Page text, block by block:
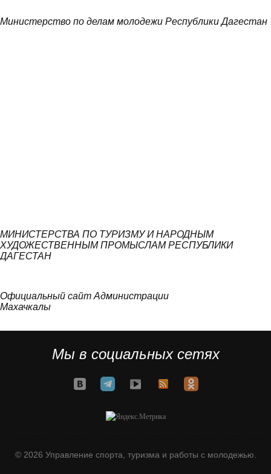
Министерство по делам молодежи Республики Дагестан
МИНИСТЕРСТВА ПО ТУРИЗМУ И НАРОДНЫМ
ХУДОЖЕСТВЕННЫМ ПРОМЫСЛАМ РЕСПУБЛИКИ
ДАГЕСТАН
Официальный сайт Администрации
Махачкалы
Мы в социальных сетях
© 2026 Управление спорта, туризма и работы с молодежью.